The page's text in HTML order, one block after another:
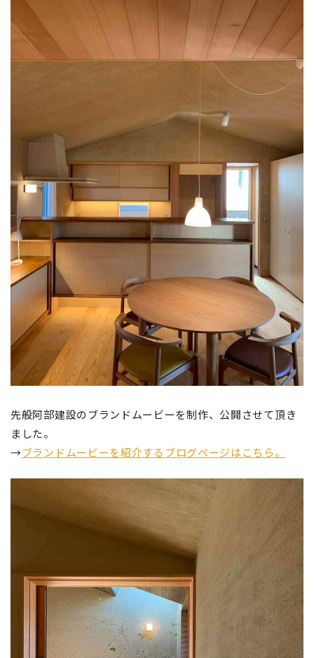
先般阿部建設のブランドムービーを制作、公開させて頂き
ました。
→ブランドムービーを紹介するブログページはこちら。